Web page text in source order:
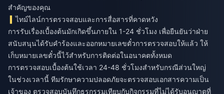
สำคัญของคุณ
ไทม์ไลน์การตรวจสอบและการสื่อสารที่คาดหวัง
การรับเรื่องเบื้องต้นมักเกิดขึ้นภายใน 1-24 ชั่วโมง เพื่อยืนยันว่าฝ่าย
สนับสนุนได้รับคำร้องและออกหมายเลขตั๋วการตรวจสอบให้แล้ว ให้
เก็บหมายเลขตั๋วนี้ไว้สำหรับการติดต่อในอนาคตทั้งหมด
การตรวจสอบเบื้องต้นใช้เวลา 24-48 ชั่วโมงสำหรับกรณีส่วนใหญ่
ในช่วงเวลานี้ ทีมรักษาความปลอดภัยจะตรวจสอบเอกสารความเป็น
เจ้าของ ตรวจสอบบันทึกธุรกรรมเทียบกับกิจกรรมที่ไม่ได้รับอนุญาตที่